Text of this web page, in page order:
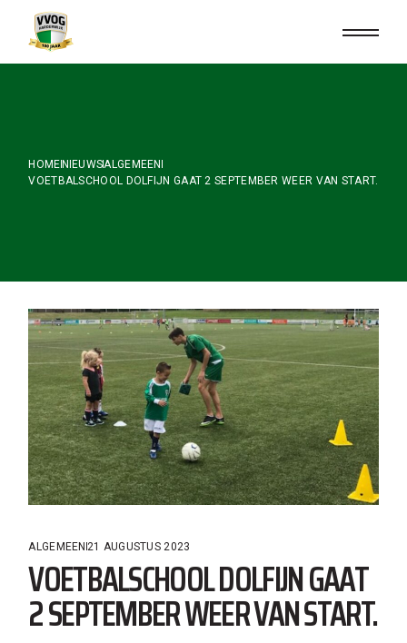
content
HOME NIEUWSALGEMEEN
VOETBALSCHOOL DOLFIJN GAAT 2 SEPTEMBER WEER VAN START.
ALGEMEEN 21 AUGUSTUS 2023
VOETBALSCHOOL DOLFIJN GAAT
2 SEPTEMBER WEER VAN START.